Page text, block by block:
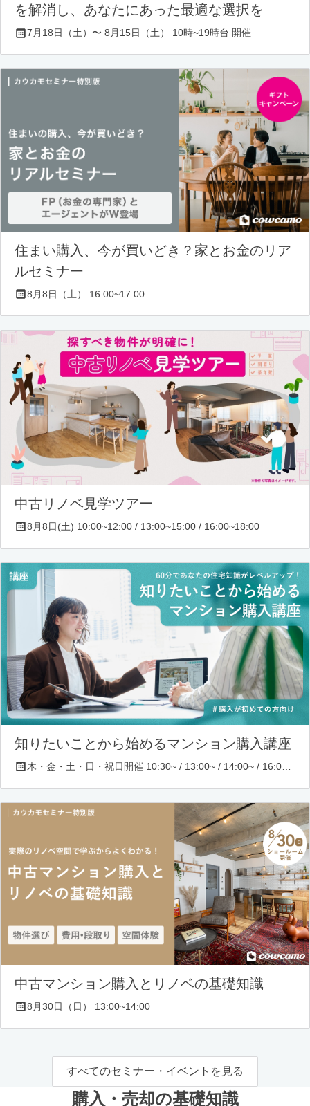
を解消し、あなたにあった最適な選択を
7月18日（土）〜 8月15日（土） 10時~19時台 開催
住まい購入、今が買いどき？家とお金のリア
ルセミナー
8月8日（土） 16:00~17:00
中古リノベ見学ツアー
8月8日(土) 10:00~12:00 / 13:00~15:00 / 16:00~18:00
知りたいことから始めるマンション購入講座
中古マンション購入とリノベの基礎知識
8月30日（日） 13:00~14:00
すべてのセミナー・イベントを見る
購入・売却の基礎知識